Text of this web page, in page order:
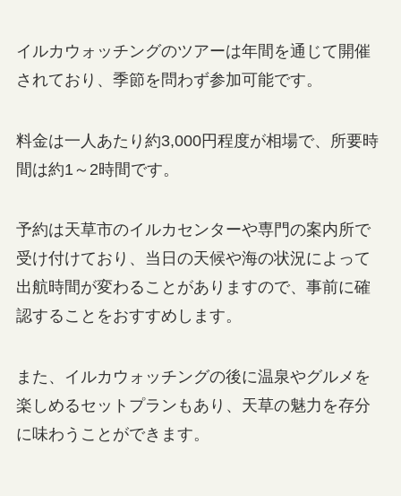
イルカウォッチングのツアーは年間を通じて開催
されており、季節を問わず参加可能です。
料金は一人あたり約3,000円程度が相場で、所要時
間は約1～2時間です。
予約は天草市のイルカセンターや専門の案内所で
受け付けており、当日の天候や海の状況によって
出航時間が変わることがありますので、事前に確
認することをおすすめします。
また、イルカウォッチングの後に温泉やグルメを
楽しめるセットプランもあり、天草の魅力を存分
に味わうことができます。